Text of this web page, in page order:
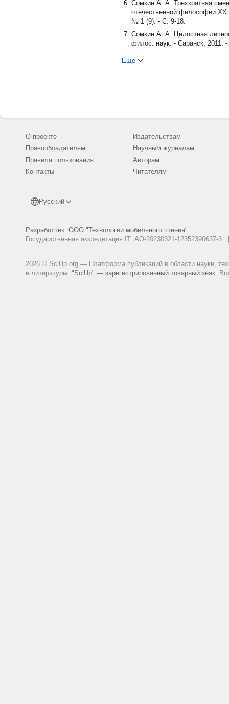
Сомкин А. А. Трехкратная
отечественной философии ХХ
№ 1 (9). - С. 9-18.
Сомкин А. А. Целостная
филос. наук. - Саранск, 2011. -
Еще
О проекте
Правообладателям
Правила пользования
Контакты
Русский
Разработчик: ООО "Технологии мобильного чтения"
Государственная аккредитация IT: АО-20230321-
2026 © SciUp.org — Платформа публикаций в области науки,
и литературы. "SciUp" — зарегистрированный товарный знак.
Издательствам
Научным журналам
Авторам
Читателям